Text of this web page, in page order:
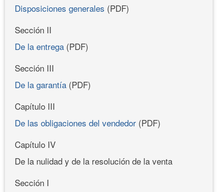
Disposiciones generales (PDF)
Sección II
De la entrega (PDF)
Sección III
De la garantía (PDF)
Capítulo III
De las obligaciones del vendedor (PDF)
Capítulo IV
De la nulidad y de la resolución de la venta
Sección I